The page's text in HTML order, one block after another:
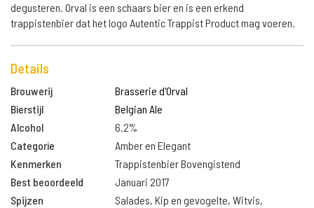
degusteren. Orval is een schaars bier en is een erkend
trappistenbier dat het logo Autentic Trappist Product mag voeren.
Details
Brouwerij
Brasserie d'Orval
Bierstijl
Belgian Ale
Alcohol
6.2%
Categorie
Amber en Elegant
Kenmerken
Trappistenbier Bovengistend
Best beoordeeld
Januari 2017
Spijzen
Salades, Kip en gevogelte, Witvis,